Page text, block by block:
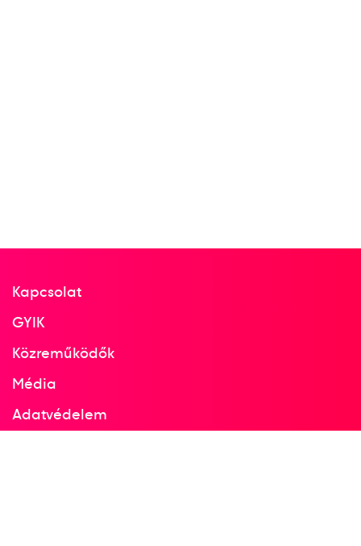
Kapcsolat
GYIK
Közreműködők
Média
Adatvédelem